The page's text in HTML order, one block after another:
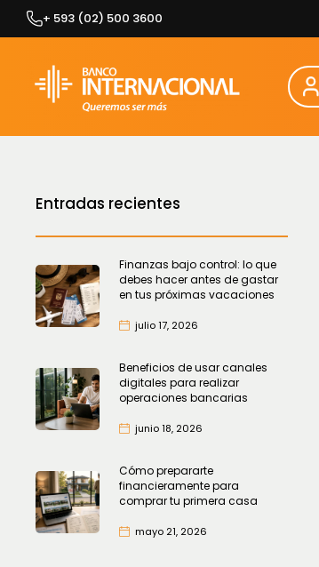
Skip
+ 593 (02) 500 3600
Entradas recientes
Finanzas bajo control: lo que
debes hacer antes de gastar
en tus próximas vacaciones
julio 17, 2026
Beneficios de usar canales
digitales para realizar
operaciones bancarias
junio 18, 2026
Cómo prepararte
financieramente para
comprar tu primera casa
mayo 21, 2026